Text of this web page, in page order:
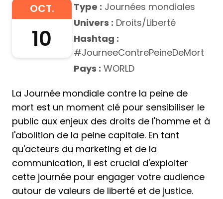
OCT.
10
Type : Journées mondiales
Univers : Droits/Liberté
Hashtag :
#JourneeContrePeineDeMort
Pays : WORLD
La Journée mondiale contre la peine de
mort est un moment clé pour sensibiliser le
public aux enjeux des droits de l'homme et à
l'abolition de la peine capitale. En tant
qu'acteurs du marketing et de la
communication, il est crucial d'exploiter
cette journée pour engager votre audience
autour de valeurs de liberté et de justice.